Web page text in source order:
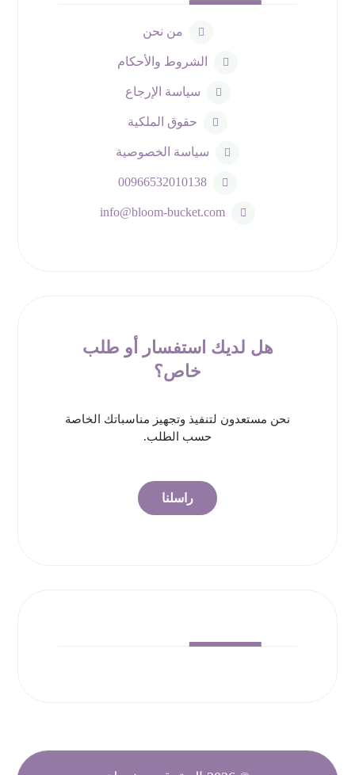
من نحن
الشروط والأحكام
سياسة الإرجاع
حقوق الملكية
سياسة الخصوصية
00966532010138
info@bloom-bucket.com
هل لديك استفسار أو طلب
خاص؟
نحن مستعدون لتنفيذ وتجهيز مناسباتك الخاصة
حسب الطلب.
راسلنا